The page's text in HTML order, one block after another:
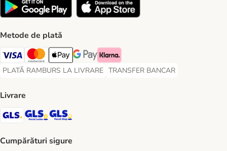
Metode de plată
Visa Payment Method
Master Card Payment Method
Apple Pay Payment Method
Google Pay Payment Method
Klarna Payment Method
PLATĂ RAMBURS LA LIVRARE
PLATĂ RAMBURS LA LIVRARE Payment Method
TRANSFER BANCAR
TRANSFER BANCAR Payment
Livrare
GLS Shipping Method
GLS Locker Shipping Method
Cumpărături sigure